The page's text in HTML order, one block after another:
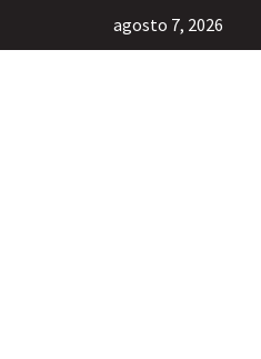
agosto 7, 2026